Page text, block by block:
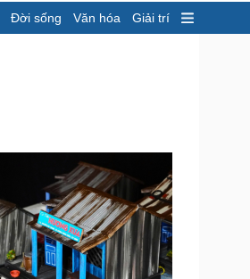
Đời sống Văn hóa Giải trí
Giá cà phê
Công nghệ
Sành điệu
Tin Công nghệ
Trải nghiệm